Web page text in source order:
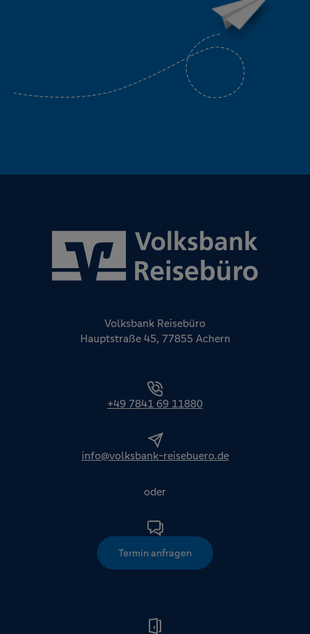
Volksbank Reisebüro
Hauptstraße 45, 77855 Achern
+49 7841 69 11880
info@volksbank-reisebuero.de
oder
Termin anfragen